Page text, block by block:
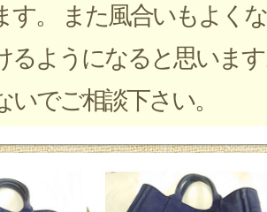
す。 また風合いもよくな
るようになると思いま
いでご相談下さい。